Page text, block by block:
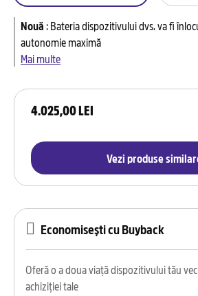
4.025,00 LEI
Vezi produse
Nouă :Bateria dispozitivului dvs. va fi
autonomie maximă
Mai multe
Economisești cu Buyback
Oferă o a doua viață dispozitivului tău
achiziției tale